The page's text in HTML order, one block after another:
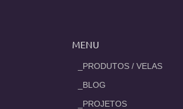
MENU
_PRODUTOS / VELAS
_BLOG
_PROJETOS